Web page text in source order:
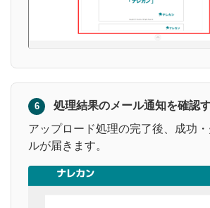
6
処理結果のメール通知を確認
アップロード処理の完了後、成功
ルが届きます。